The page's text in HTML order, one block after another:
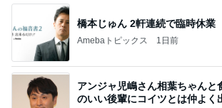
橋本じゅん 2軒連続で臨時休業
Amebaトピックス 1日前
アンジャ児嶋さん相葉ちゃんと
のいい後輩にコイツとは仲よく